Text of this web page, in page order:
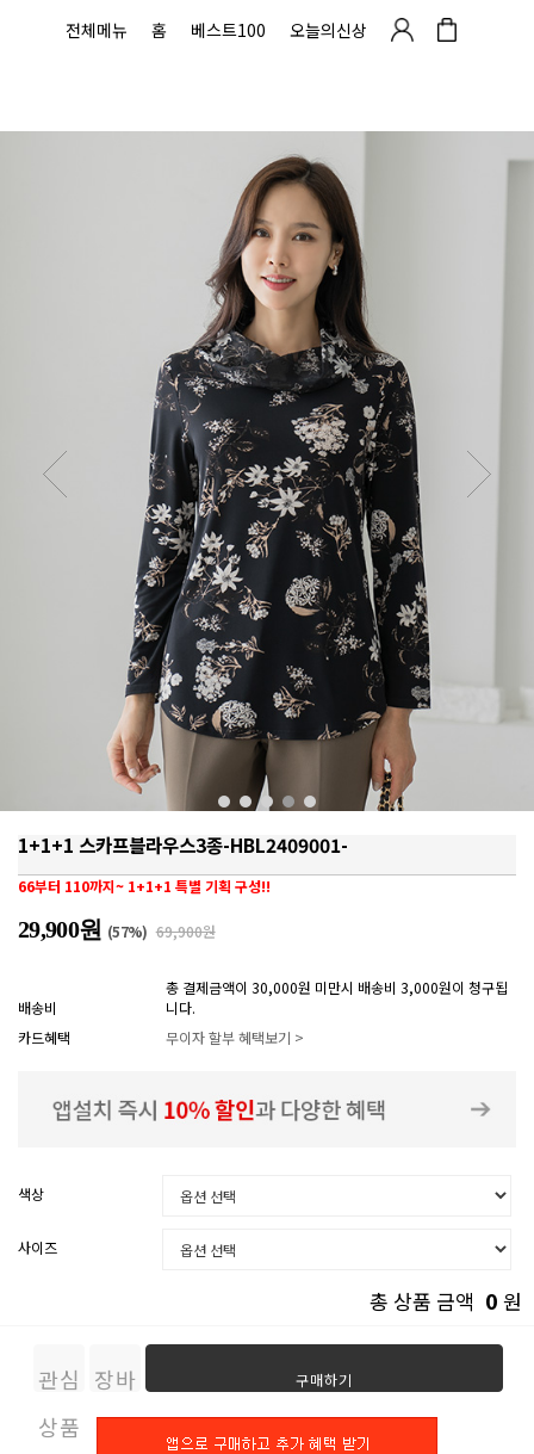
전체메뉴 홈 베스트100 오늘의신상
1+1+1 스카프블라우스3종-HBL2409001-
66부터 110까지~ 1+1+1 특별 기획 구성!!
29,900원 (57%) 69,900원
배송비
총 결제금액이 30,000원 미만시 배송비 3,000원이 청구됩
니다.
카드혜택
무이자 할부 혜택보기 >
색상
사이즈
총 상품 금액 0 원
관심
상품
장바
구니
구매하기